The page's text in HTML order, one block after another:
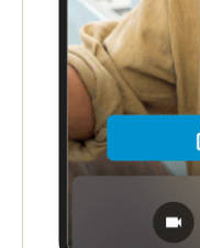
Czech Republic
Denmark